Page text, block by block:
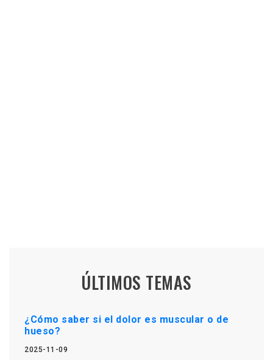
ÚLTIMOS TEMAS
¿Cómo saber si el dolor es muscular o de
hueso?
2025-11-09